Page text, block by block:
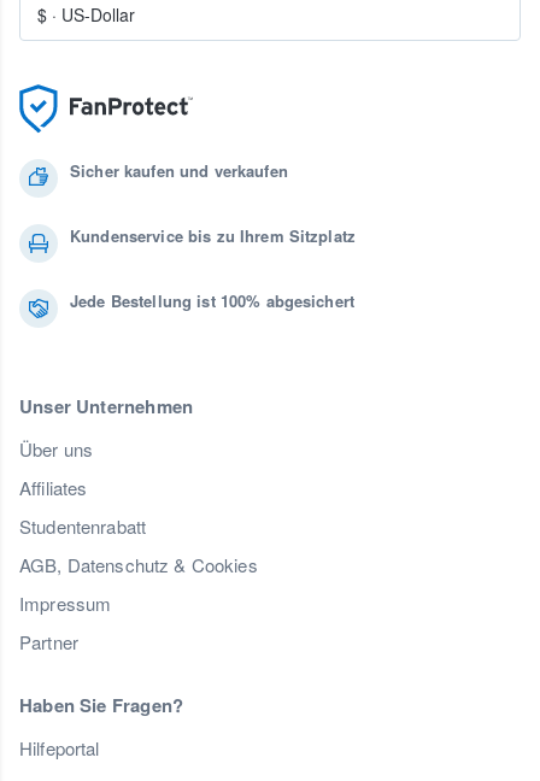
Sicher kaufen und verkaufen
Kundenservice bis zu Ihrem Sitzplatz
Jede Bestellung ist 100% abgesichert
Unser Unternehmen
Über uns
Affiliates
Studentenrabatt
AGB, Datenschutz & Cookies
Impressum
Partner
Haben Sie Fragen?
Hilfeportal
$ · US-Dollar